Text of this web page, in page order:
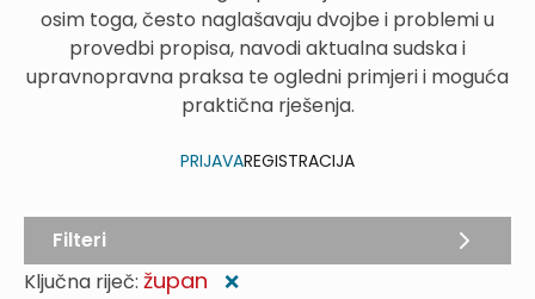
osim toga, često naglašavaju dvojbe i problemi u
provedbi propisa, navodi aktualna sudska i
upravnopravna praksa te ogledni primjeri i moguća
praktična rješenja.
PRIJAVAREGISTRACIJA
Ključna riječ: župan ❌
Filteri